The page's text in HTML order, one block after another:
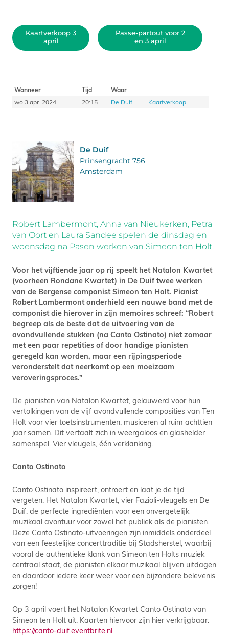
Kaartverkoop 3
april
Passe-partout voor 2
en 3 april
Wanneer Tijd
Waar
wo 3 apr. 2024
20:15 De Duif Kaartverkoop
De Duif
Prinsengracht 756
Amsterdam
Robert Lambermont, Anna van Nieukerken, Petra
van Oort en Laura Sandee spelen de dinsdag en
woensdag na Pasen werken van Simeon ten Holt.
Voor het vijftiende jaar op rij speelt het Natalon Kwartet
(voorheen Rondane Kwartet) in De Duif twee werken
van de Bergense componist Simeon ten Holt. Pianist
Robert Lambermont onderhield een nauwe band met de
componist die hierover in zijn memoires schreef: “Robert
begreep als de beste dat de uitvoering van de
avondvullende stukken (na Canto Ostinato) niet zomaar
met een paar repetities of door handige pianisten
geregeld kan worden, maar een rijpingsperiode
veronderstelt dat neerkomt op een moeizaam
veroveringsproces.”
De pianisten van Natalon Kwartet, gelauwerd voor hun
vertolkingen van de vijf avondvullende composities van Ten
Holt voor vier toetsinstrumenten, musiceren al ruim achttien
jaar samen. Dit vertaalt zich in weergaloos en glashelder
samenspel. Vier vleugels, één verklanking.
Canto Ostinato
Canto Ostinato inspireert, ontroert en laat je de tijd
vergeten. Het Natalon Kwartet, vier Fazioli-vleugels en De
Duif: de perfecte ingrediënten voor een onvergetelijk
muzikaal avontuur voor zowel het publiek als de pianisten.
Deze Canto Ostinato-uitvoeringen zijn inmiddels onderdeel
van een feestelijke concerttraditie bij Stadsherstel, waarbij
vooral de authentieke klank van Simeon ten Holts muziek
centraal staat, de pianisten elkaar muzikaal blijven uitdagen
en daardoor iedere keer weer voor een bijzondere belevenis
zorgen!
Op 3 april voert het Natalon Kwartet Canto Ostinato van
Simeon ten Holt uit. Kaarten hiervoor zijn hier verkrijgbaar:
https://canto-duif.eventbrite.nl